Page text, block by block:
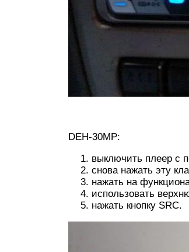
DEH-30MP:
выключить плеер с
снова нажать эту
нажать на
использовать
нажать кнопку SRC.